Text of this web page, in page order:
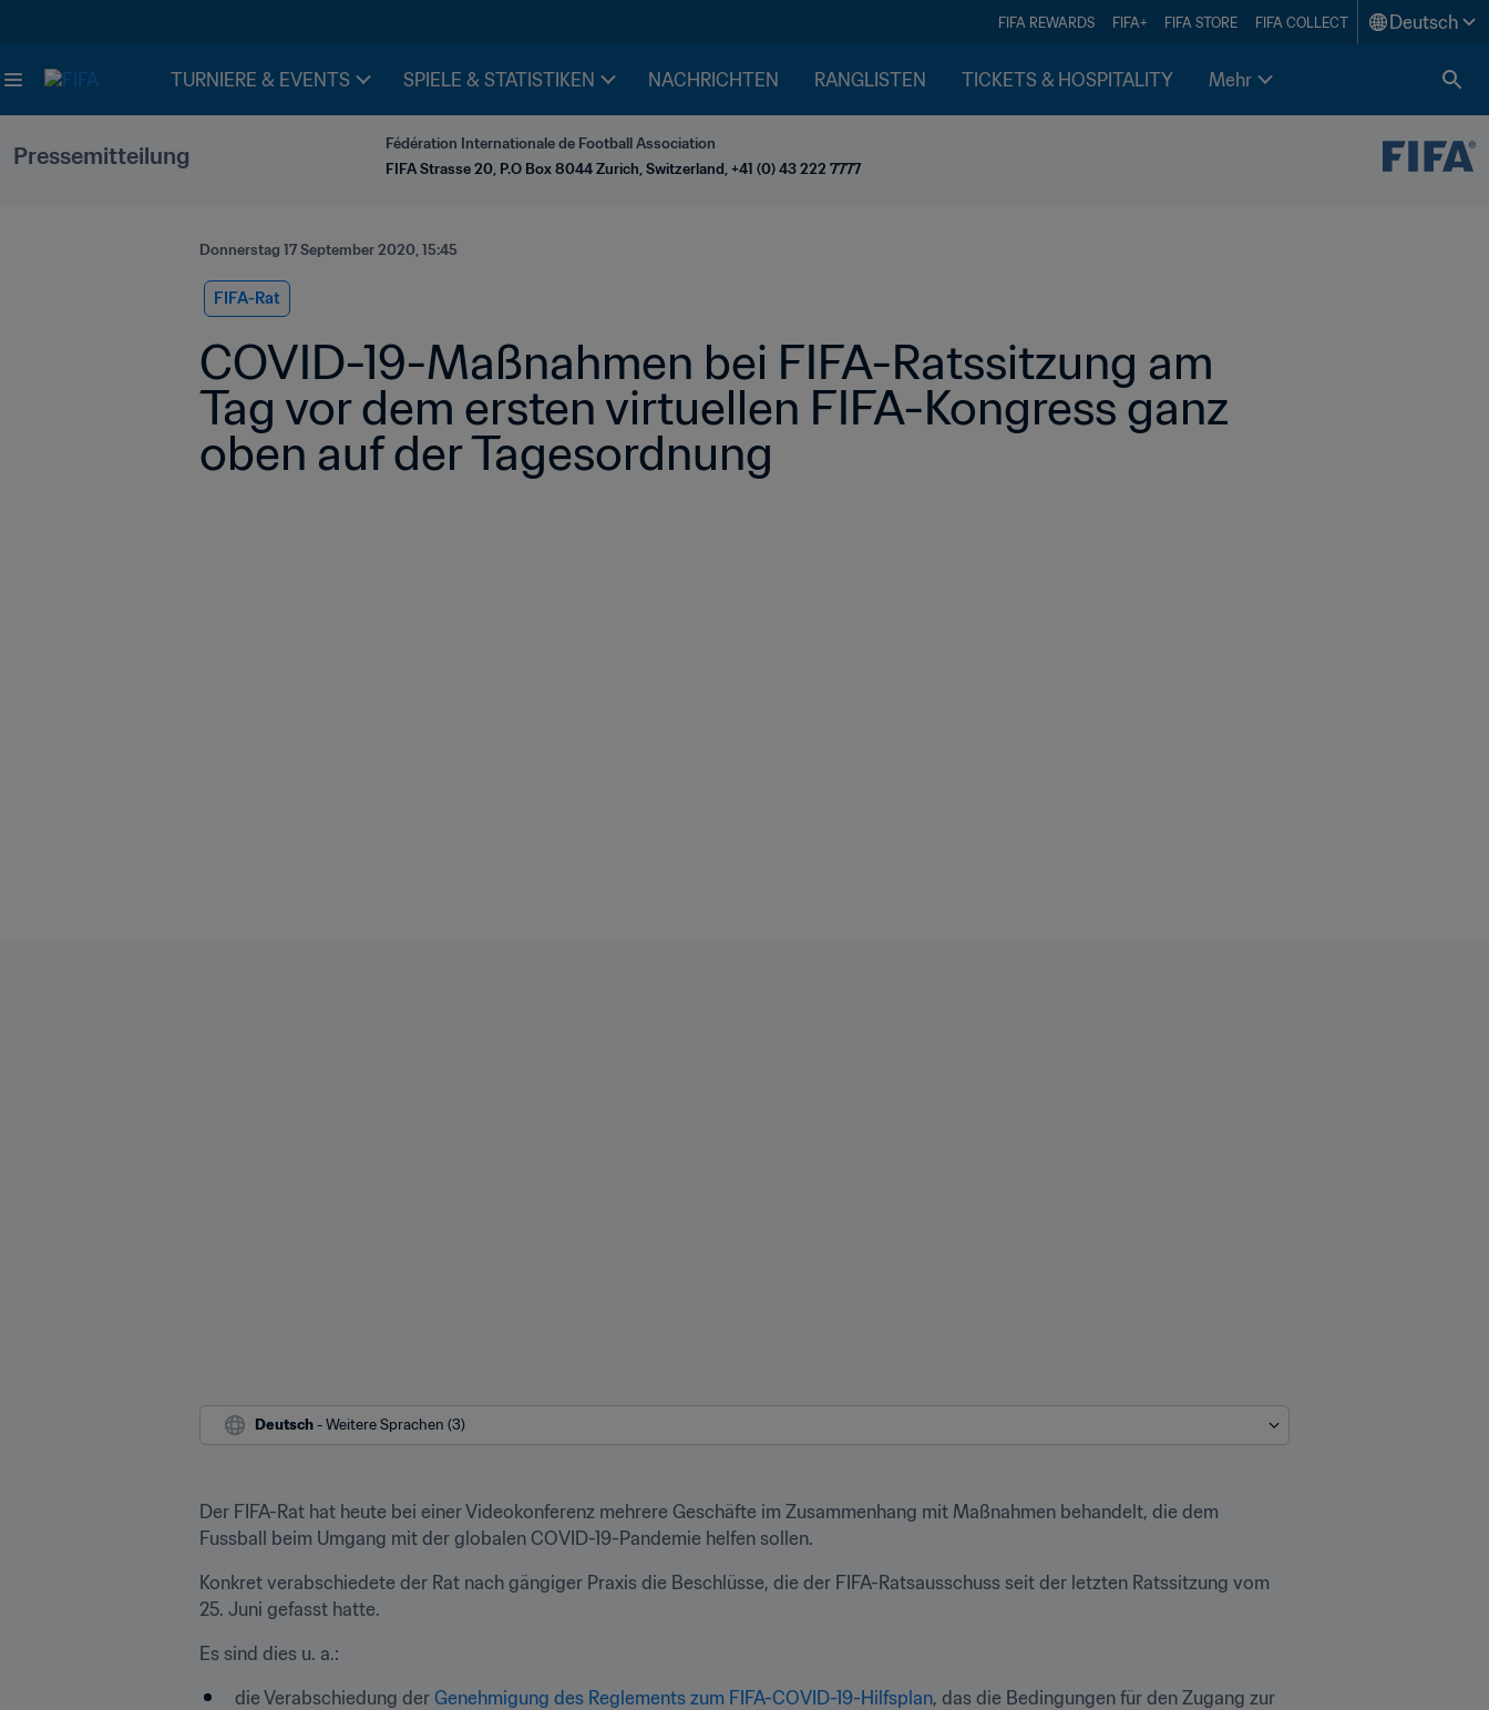
FIFA REWARDS FIFA+ FIFA STORE FIFA COLLECT Deutsch
TURNIERE & EVENTS SPIELE & STATISTIKEN NACHRICHTEN RANGLISTEN TICKETS & HOSPITALITY Mehr
Pressemitteilung
Fédération Internationale de Football Association
FIFA Strasse 20, P.O Box 8044 Zurich, Switzerland, +41 (0) 43 222 7777
Donnerstag 17 September 2020, 15:45
FIFA-Rat
COVID-19-Maßnahmen bei FIFA-Ratssitzung am
Tag vor dem ersten virtuellen FIFA-Kongress ganz
oben auf der Tagesordnung
Deutsch - Weitere Sprachen (3)
Der FIFA-Rat hat heute bei einer Videokonferenz mehrere Geschäfte im Zusammenhang mit Maßnahmen behandelt, die dem
Fussball beim Umgang mit der globalen COVID-19-Pandemie helfen sollen.
Konkret verabschiedete der Rat nach gängiger Praxis die Beschlüsse, die der FIFA-Ratsausschuss seit der letzten Ratssitzung vom
25. Juni gefasst hatte.
Es sind dies u. a.:
die Verabschiedung der Genehmigung des Reglements zum FIFA-COVID-19-Hilfsplan, das die Bedingungen für den Zugang zur